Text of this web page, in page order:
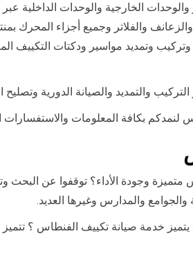
الخارجية والوحدات الداخلية
والفلاتر وجميع أجزاء المحرك
وتركيب وتمديد مواسير ودكتات
والتمديد والصيانة الدورية
لنمدكم بكافة المعلومات والاستفسارات
وجودة الأداء؟ توقفوا عن البحث
والجوامع والمدارس وغيرها العديد.
خدمة صيانة تكييف الفنطاس ؟